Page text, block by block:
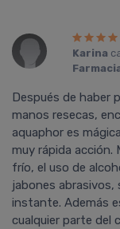
Karina
Después de haber
manos resecas,
aquaphor es
muy rápida acción.
frí­o, el uso de
jabones abrasivos,
instante. Además
cualquier parte del